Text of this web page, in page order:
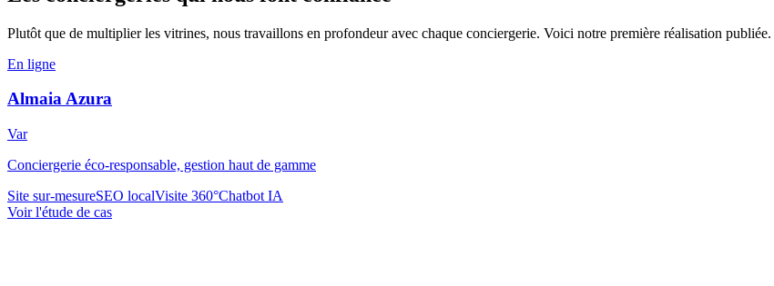
Plutôt que de multiplier les vitrines, nous travaillons en profondeur avec chaque conciergerie. Voici notre première réalisation publiée.
En ligne
Almaia Azura
Var
Conciergerie éco-responsable, gestion haut de gamme
Site sur-mesureSEO localVisite 360°Chatbot IA
Voir l'étude de cas